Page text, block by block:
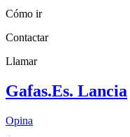
Cómo ir
Contactar
Llamar
Gafas.Es. Lancia
Opina